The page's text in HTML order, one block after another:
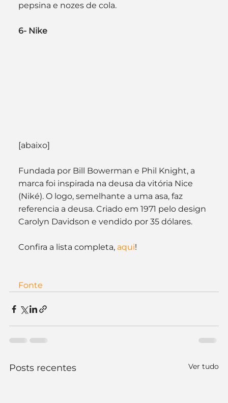
pepsina e nozes de cola.
6- Nike
[abaixo]
Fundada por Bill Bowerman e Phil Knight, a
marca foi inspirada na deusa da vitória Nice
(Niké). O logo, semelhante a uma asa, faz
referencia a deusa. Criado em 1971 pelo design
Carolyn Davidson e vendido por 35 dólares.
Confira a lista completa, aqui!
Fonte
Posts recentes Ver tudo